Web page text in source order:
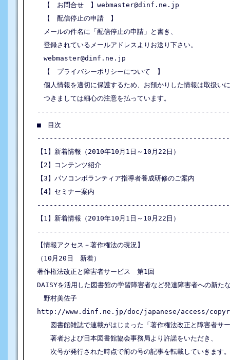
【　お問合せ　】webmaster@dinf.ne.jp
【　配信停止の申請　】
メールの件名に「配信停止の申請」と書き、
登録されているメールアドレスよりお送り下さい。
webmaster@dinf.ne.jp
【　プライバシーポリシーについて　】
個人情報を適切に保護するため、お預かりした情報は取扱いに
つきましては細心の注意を払っています。
■　目次
【1】新着情報（2010年10月1日～10月22日）
【2】コンテンツ紹介
【3】パソコンボランティア指導者養成研修のご案内
【4】セミナー案内
【1】新着情報（2010年10月1日～10月22日）
【情報アクセス－著作権法の現況】
（10月20日　新着）
著作権法改正と障害者サービス　第1回
DAISYを活用した図書館の学習障害者など発達障害者への新た
野村美佐子
http://www.dinf.ne.jp/doc/japanese/access/
図書館雑誌で連載がはじまった「著作権法改正と障害者サ
著者および日本図書館協会事務局より許諾をいただき、
次号が発行された時点で前の号の記事を転載していきます。